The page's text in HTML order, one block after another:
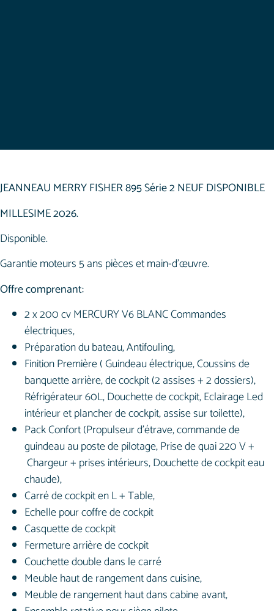
JEANNEAU MERRY FISHER 895 Série 2 NEUF DISPONIBLE
MILLESIME 2026.
Disponible.
Garantie moteurs 5 ans pièces et main-d’œuvre.
Offre comprenant:
2 x 200 cv MERCURY V6 BLANC Commandes
électriques,
Préparation du bateau, Antifouling,
Finition Première ( Guindeau électrique, Coussins de
banquette arrière, de cockpit (2 assises + 2 dossiers),
Réfrigérateur 60L, Douchette de cockpit, Eclairage Led
intérieur et plancher de cockpit, assise sur toilette),
Pack Confort (Propulseur d’étrave, commande de
guindeau au poste de pilotage, Prise de quai 220 V +
Chargeur + prises intérieurs, Douchette de cockpit eau
chaude),
Carré de cockpit en L + Table,
Echelle pour coffre de cockpit
Casquette de cockpit
Fermeture arrière de cockpit
Couchette double dans le carré
Meuble haut de rangement dans cuisine,
Meuble de rangement haut dans cabine avant,